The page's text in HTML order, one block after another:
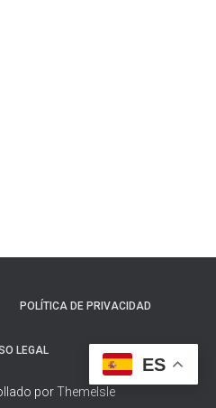
POLÍTICA DE PRIVACIDAD
LEGAL
porThemeIsle
ES